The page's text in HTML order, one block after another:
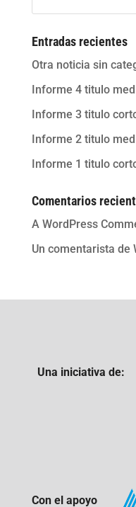
Entradas recientes
Otra noticia sin
Informe 4 titulo
Informe 3 titulo
Informe 2 titulo
Informe 1 titulo
Comentarios
A WordPress
Un comentarista de
Una iniciativa de:
Con el apoyo